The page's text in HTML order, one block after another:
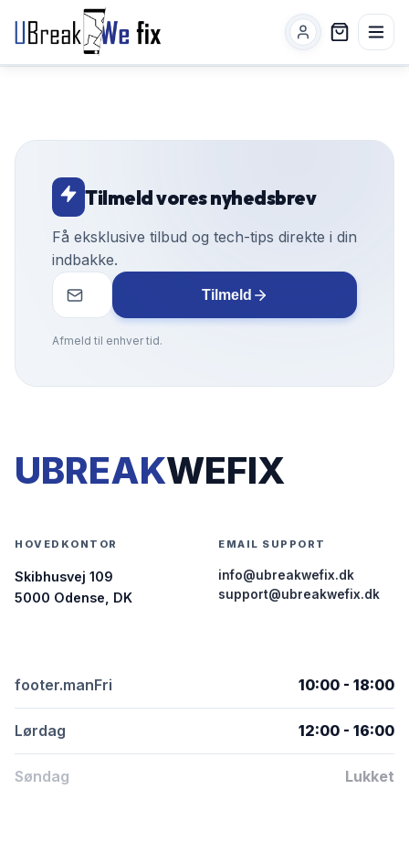
Tilmeld vores nyhedsbrev
Få eksklusive tilbud og tech-tips direkte i din
indbakke.
Tilmeld
Afmeld til enhver tid.
UBREAKWEFIX
HOVEDKONTOR
Skibhusvej 109
5000 Odense, DK
EMAIL SUPPORT
info@ubreakwefix.dk
support@ubreakwefix.dk
footer.manFri 10:00 - 18:00
Lørdag 12:00 - 16:00
Søndag Lukket